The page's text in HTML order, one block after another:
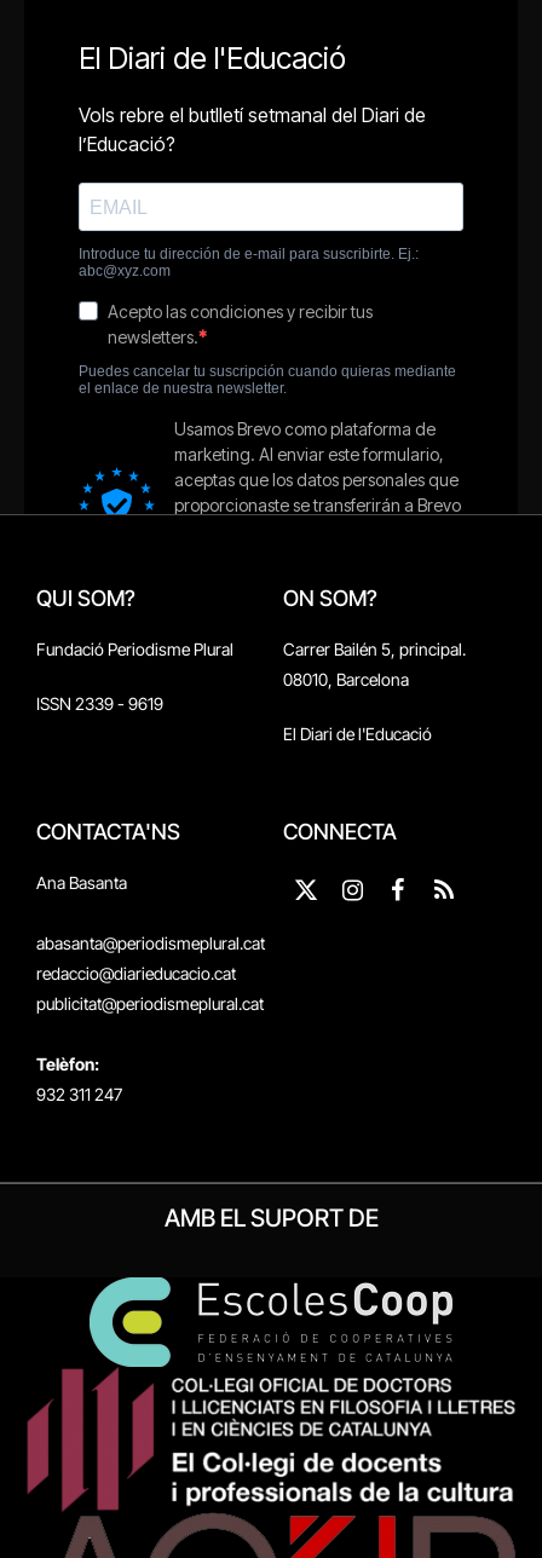
QUI SOM?
Fundació Periodisme Plural
ISSN 2339 - 9619
ON SOM?
Carrer Bailén 5, principal.
08010, Barcelona
El Diari de l'Educació
CONTACTA'NS
Ana Basanta
abasanta@periodismeplural.cat
redaccio@diarieducacio.cat
publicitat@periodismeplural.cat
Telèfon:
932 311 247
CONNECTA
X
Instagram
Facebook
RSS
AMB EL SUPORT DE